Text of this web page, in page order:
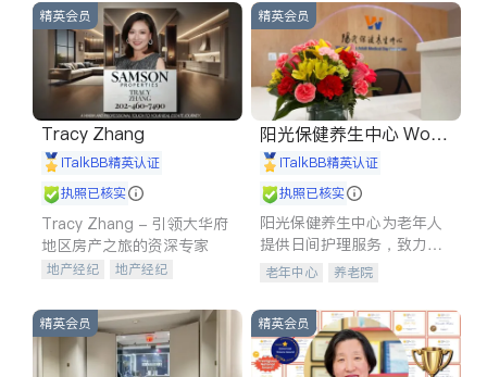
精英会员
Tracy Zhang
iTalkBB精英认证
执照已核实
Tracy Zhang - 引领大华府
地区房产之旅的资深专家
地产经纪
地产经纪
商铺租售
开发商建商
精英会员
阳光保健养生中心 World
shine
iTalkBB精英认证
执照已核实
阳光保健养生中心为老年人
提供日间护理服务，致力于
通过持续的护理创新来有效
老年中心 养老院
精英会员 精英会员